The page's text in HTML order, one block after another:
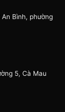
Bình, phường
5, Cà Mau